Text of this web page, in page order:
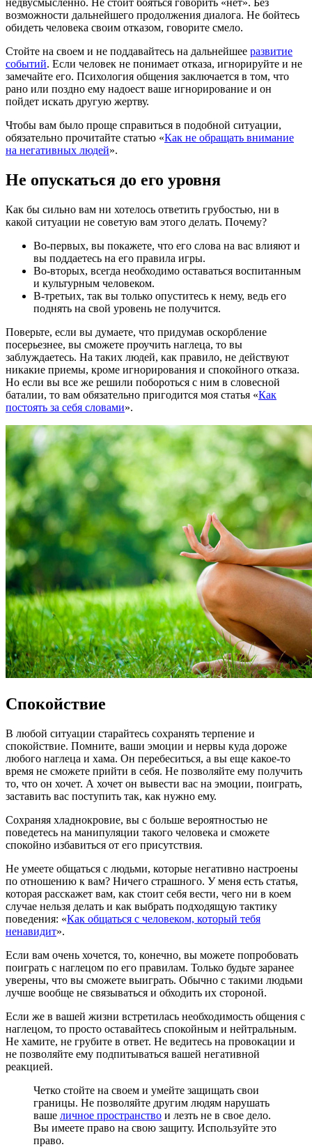
недвусмысленно. Не стоит бояться говорить «нет». Без
возможности дальнейшего продолжения диалога. Не бойтесь
обидеть человека своим отказом, говорите смело.
Стойте на своем и не поддавайтесь на дальнейшее развитие
событий. Если человек не понимает отказа, игнорируйте и не
замечайте его. Психология общения заключается в том, что
рано или поздно ему надоест ваше игнорирование и он
пойдет искать другую жертву.
Чтобы вам было проще справиться в подобной ситуации,
обязательно прочитайте статью «Как не обращать внимание
на негативных людей».
Не опускаться до его уровня
Как бы сильно вам ни хотелось ответить грубостью, ни в
какой ситуации не советую вам этого делать. Почему?
Во-первых, вы покажете, что его слова на вас влияют и
вы поддаетесь на его правила игры.
Во-вторых, всегда необходимо оставаться воспитанным
и культурным человеком.
В-третьих, так вы только опуститесь к нему, ведь его
поднять на свой уровень не получится.
Поверьте, если вы думаете, что придумав оскорбление
посерьезнее, вы сможете проучить наглеца, то вы
заблуждаетесь. На таких людей, как правило, не действуют
никакие приемы, кроме игнорирования и спокойного отказа.
Но если вы все же решили побороться с ним в словесной
баталии, то вам обязательно пригодится моя статья «Как
постоять за себя словами».
Спокойствие
В любой ситуации старайтесь сохранять терпение и
спокойствие. Помните, ваши эмоции и нервы куда дороже
любого наглеца и хама. Он перебеситься, а вы еще какое-то
время не сможете прийти в себя. Не позволяйте ему получить
то, что он хочет. А хочет он вывести вас на эмоции, поиграть,
заставить вас поступить так, как нужно ему.
Сохраняя хладнокровие, вы с больше вероятностью не
поведетесь на манипуляции такого человека и сможете
спокойно избавиться от его присутствия.
Не умеете общаться с людьми, которые негативно настроены
по отношению к вам? Ничего страшного. У меня есть статья,
которая расскажет вам, как стоит себя вести, чего ни в коем
случае нельзя делать и как выбрать подходящую тактику
поведения: «Как общаться с человеком, который тебя
ненавидит».
Если вам очень хочется, то, конечно, вы можете попробовать
поиграть с наглецом по его правилам. Только будьте заранее
уверены, что вы сможете выиграть. Обычно с такими людьми
лучше вообще не связываться и обходить их стороной.
Если же в вашей жизни встретилась необходимость общения с
наглецом, то просто оставайтесь спокойным и нейтральным.
Не хамите, не грубите в ответ. Не ведитесь на провокации и
не позволяйте ему подпитываться вашей негативной
реакцией.
Четко стойте на своем и умейте защищать свои
границы. Не позволяйте другим людям нарушать
ваше личное пространство и лезть не в свое дело.
Вы имеете право на свою защиту. Используйте это
право.